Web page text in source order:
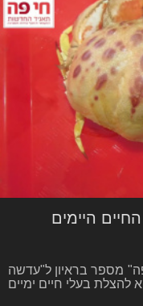
היימים
מספר בראיון ל"עדשה
להצלת בעלי חיים ימיים